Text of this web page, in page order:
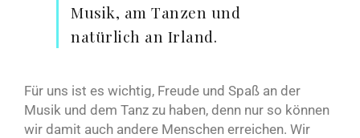
Musik, am Tanzen und
natürlich an Irland.
Für uns ist es wichtig, Freude und Spaß an der
Musik und dem Tanz zu haben, denn nur so können
wir damit auch andere Menschen erreichen. Wir